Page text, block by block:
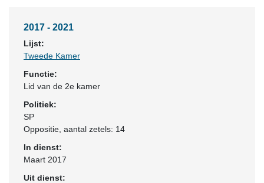
2017 - 2021
Lijst:
Tweede Kamer
Functie:
Lid van de 2e kamer
Politiek:
SP
Oppositie , aantal zetels: 14
In dienst:
Maart 2017
Uit dienst: